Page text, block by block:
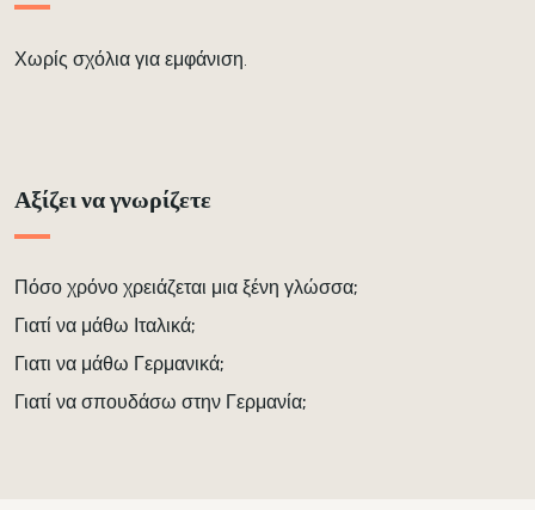
Χωρίς σχόλια για εμφάνιση.
Αξίζει να γνωρίζετε
Πόσο χρόνο χρειάζεται μια ξένη γλώσσα;
Γιατί να μάθω Ιταλικά;
Γιατι να μάθω Γερμανικά;
Γιατί να σπουδάσω στην Γερμανία;